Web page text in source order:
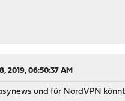
2019, 06:50:37 AM
und für NordVPN